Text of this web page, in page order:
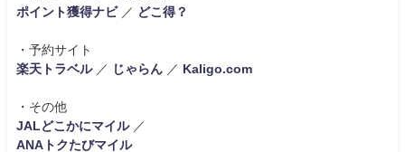
ポイント獲得ナビ／ どこ得？
・予約サイト
楽天トラベル／ じゃらん ／ Kaligo.com
・その他
JALどこかにマイル／
ANAトクたびマイル